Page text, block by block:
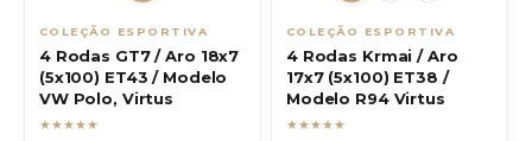
COLEÇÃO ESPORTIVA
4 Rodas GT7 / Aro 18x7
(5x100) ET43 / Modelo
VW Polo, Virtus
★★★★★
COLEÇÃO ESPORTIVA
4 Rodas Krmai / Aro
17x7 (5x100) ET38 /
Modelo R94 Virtus
★★★★★